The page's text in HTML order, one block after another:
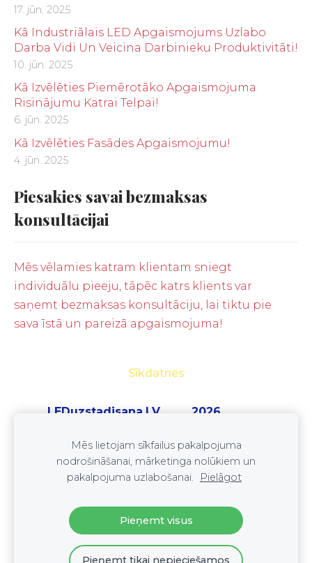
17. jūn. 2025
Kā Industriālais LED Apgaismojums Uzlabo
Darba Vidi Un Veicina Darbinieku Produktivitāti!
10. jūn. 2025
Kā Izvēlēties Piemērotāko Apgaismojuma
Risinājumu Katrai Telpai!
6. jūn. 2025
Kā Izvēlēties Fasādes Apgaismojumu!
4. jūn. 2025
Piesakies savai bezmaksas
konsultācijai
Mēs vēlamies katram klientam sniegt
individuālu pieeju, tāpēc katrs klients var
saņemt bezmaksas konsultāciju, lai tiktu pie
sava īstā un pareizā apgaismojuma!
Sīkdatnes
LEDuzstadisana.LV 2026
reģ. nr. 41203073845
Tel: +37125333352
E-pasts:
leduzstadisana@gmail.com
Mēs lietojam sīkfailus pakalpojuma
nodrošināšanai, mārketinga nolūkiem un
pakalpojuma uzlabošanai.
Pielāgot
Pieņemt visus
Pieņemt tikai nepieciešamos